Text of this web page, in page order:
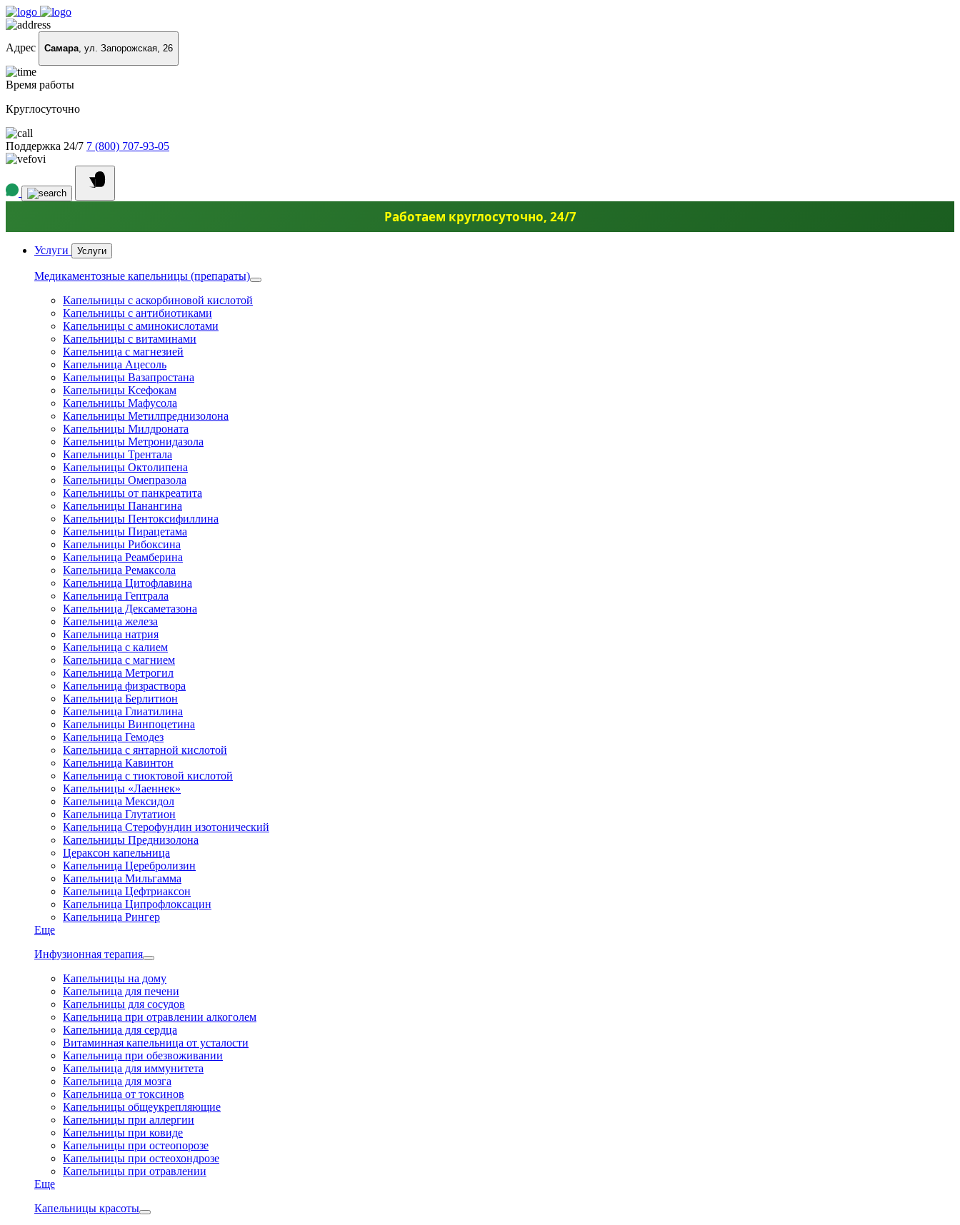
Адрес Самара, ул. Запорожская, 26
Время работы
Круглосуточно
Поддержка 24/7 7 (800) 707-93-05
Работаем круглосуточно, 24/7
Услуги Услуги
Медикаментозные капельницы (препараты)
Капельницы с аскорбиновой кислотой
Капельницы с антибиотиками
Капельницы с аминокислотами
Капельницы с витаминами
Капельница с магнезией
Капельница Ацесоль
Капельницы Вазапростана
Капельницы Ксефокам
Капельницы Мафусола
Капельницы Метилпреднизолона
Капельницы Милдроната
Капельницы Метронидазола
Капельницы Трентала
Капельницы Октолипена
Капельницы Омепразола
Капельницы от панкреатита
Капельницы Панангина
Капельницы Пентоксифиллина
Капельницы Пирацетама
Капельницы Рибоксина
Капельница Реамберина
Капельница Ремаксола
Капельница Цитофлавина
Капельница Гептрала
Капельница Дексаметазона
Капельница железа
Капельница натрия
Капельница с калием
Капельница с магнием
Капельница Метрогил
Капельница физраствора
Капельница Берлитион
Капельница Глиатилина
Капельницы Винпоцетина
Капельница Гемодез
Капельница с янтарной кислотой
Капельница Кавинтон
Капельница с тиоктовой кислотой
Капельницы «Лаеннек»
Капельница Мексидол
Капельница Глутатион
Капельница Стерофундин изотонический
Капельницы Преднизолона
Цераксон капельница
Капельница Церебролизин
Капельница Мильгамма
Капельница Цефтриаксон
Капельница Ципрофлоксацин
Капельница Рингер
Еще
Инфузионная терапия
Капельницы на дому
Капельница для печени
Капельницы для сосудов
Капельница при отравлении алкоголем
Капельница для сердца
Витаминная капельница от усталости
Капельница при обезвоживании
Капельница для иммунитета
Капельница для мозга
Капельница от токсинов
Капельницы общеукрепляющие
Капельницы при аллергии
Капельницы при ковиде
Капельницы при остеопорозе
Капельницы при остеохондрозе
Капельницы при отравлении
Еще
Капельницы красоты